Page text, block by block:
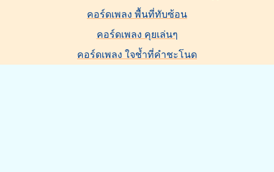
คอร์ดเพลง พื้นที่ทับซ้อน
คอร์ดเพลง คุยเล่นๆ
คอร์ดเพลง ใจช้ำที่คำชะโนด